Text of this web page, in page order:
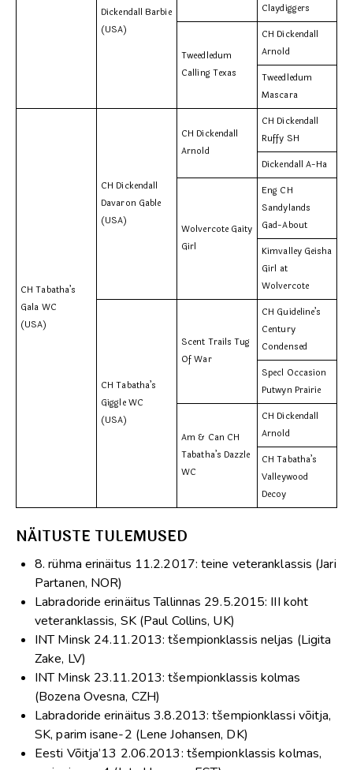
Dickendall Barbie
(USA)
Claydiggers
Tweedledum
Calling Texas
CH Dickendall
Arnold
Tweedledum
Mascara
CH Tabatha’s
Gala WC
(USA)
CH Dickendall
Davaron Gable
(USA)
CH Dickendall
Arnold
CH Dickendall
Ruffy SH
Dickendall A-Ha
Wolvercote Gaity
Girl
Eng CH
Sandylands
Gad-About
Kimvalley Geisha
Girl at
Wolvercote
CH Tabatha’s
Giggle WC
(USA)
Scent Trails Tug
Of War
CH Guideline’s
Century
Condensed
Specl Occasion
Putwyn Prairie
Am & Can CH
Tabatha’s Dazzle
WC
CH Dickendall
Arnold
CH Tabatha’s
Valleywood
Decoy
NÄITUSTE TULEMUSED
8. rühma erinäitus 11.2.2017: teine veteranklassis (Jari
Partanen, NOR)
Labradoride erinäitus Tallinnas 29.5.2015: III koht
veteranklassis, SK (Paul Collins, UK)
INT Minsk 24.11.2013: tšempionklassis neljas (Ligita
Zake, LV)
INT Minsk 23.11.2013: tšempionklassis kolmas
(Bozena Ovesna, CZH)
Labradoride erinäitus 3.8.2013: tšempionklassi võitja,
SK, parim isane-2 (Lene Johansen, DK)
Eesti Võitja’13 2.06.2013: tšempionklassis kolmas,